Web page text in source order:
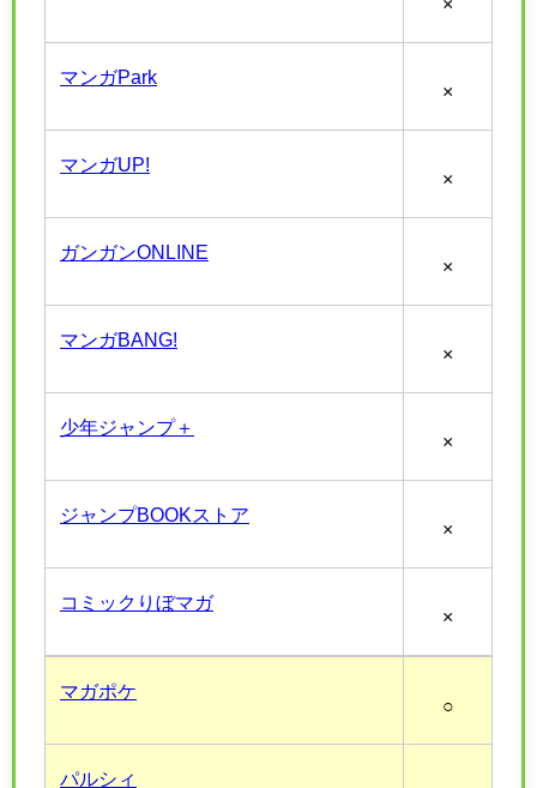
マンガPark
×
マンガUP!
×
ガンガンONLINE
×
マンガBANG!
×
少年ジャンプ＋
×
ジャンプBOOKストア
×
コミックりぼマガ
×
マガポケ
○
パルシィ